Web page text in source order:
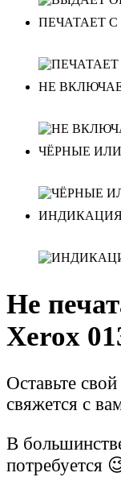
ПЕЧАТАЕТ
НЕ
ЧЁРНЫЕ
ИНДИКАЦИЯ
Не
Xerox
Оставьте
свяжется с
В
потребуется